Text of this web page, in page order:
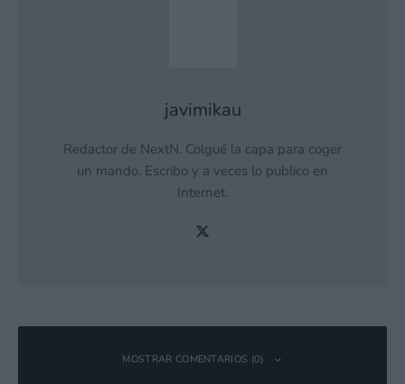
javimikau
Redactor de NextN. Colgué la capa para coger
un mando. Escribo y a veces lo publico en
Internet.
MOSTRAR COMENTARIOS (0)